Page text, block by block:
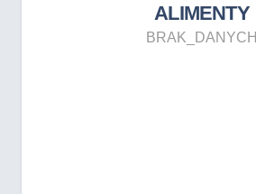
ALIMENTY
BRAK_DANYCH